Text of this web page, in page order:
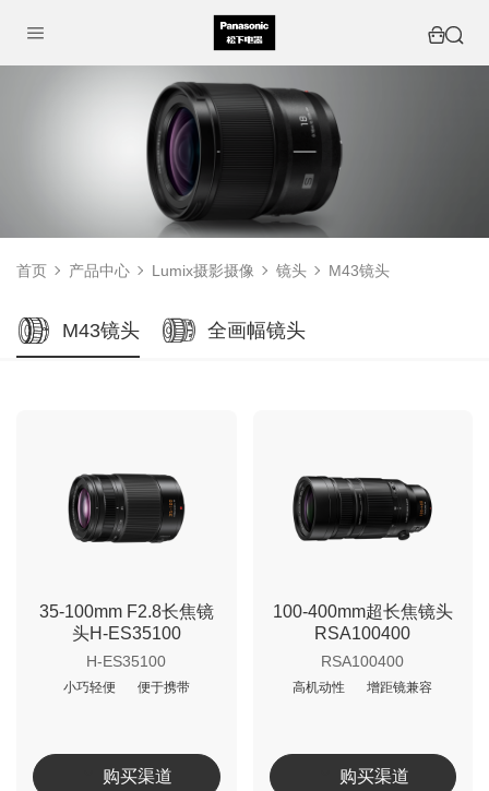
首页 产品中心 Lumix摄影摄像 镜头 M43镜头
M43镜头 全画幅镜头
35-100mm F2.8长焦镜
头H-ES35100
H-ES35100
小巧轻便 便于携带
购买渠道
100-400mm超长焦镜头
RSA100400
RSA100400
高机动性 增距镜兼容
购买渠道